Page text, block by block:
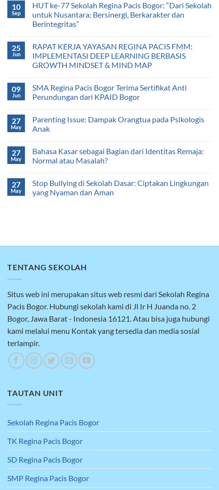
10
Sep
HUT ke-77 Sekolah Regina Pacis Bogor: “Dari Sekolah
untuk Nusantara: Bersinergi, Berkarakter dan
Berintegritas”
25
Jun
RAPAT KERJA YAYASAN REGINA PACIS FMM:
IMPLEMENTASI DEEP LEARNING BERBASIS
GROWTH MINDSET & MIND MAP
09
Jun
SMA Regina Pacis Bogor Terima Sertifikat Anti
Perundungan dari KPAID Bogor
27
May
Parenting Issue: Dampak Orangtua pada Psikologis
Anak
27
May
Bahasa Kasar sebagai Bagian dari Identitas Remaja:
Normal atau Masalah?
27
May
Stop Bullying di Sekolah Dasar: Ciptakan Lingkungan
yang Nyaman dan Aman
TENTANG SEKOLAH
Situs web ini merupakan situs web resmi dari Sekolah Regina
Pacis Bogor. Hubungi sekolah kami di Jl Ir H Juanda no. 2
Bogor, Jawa Barat - Indonesia 16121. Atau bisa juga hubungi
kami melalui menu Kontak yang tersedia dan media sosial
terlampir.
TAUTAN UNIT
Sekolah Regina Pacis Bogor
TK Regina Pacis Bogor
SD Regina Pacis Bogor
SMP Regina Pacis Bogor